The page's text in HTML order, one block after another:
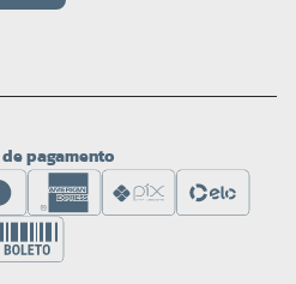
pagamento